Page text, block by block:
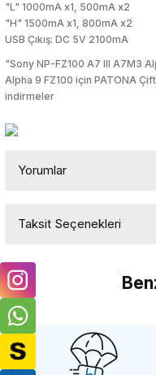
"L" 1000mA x1, 500mA x2
"H" 1500mA x1, 800mA x2
USB Çıkış: DC 5V 2100mA
"Sony NP-FZ100 A7 III A7M3
Alpha 9 FZ100 için PATONA
indirmeler
Yorumlar
Taksit Seçenekleri
PATONA
PATONA Premium 188A RGB